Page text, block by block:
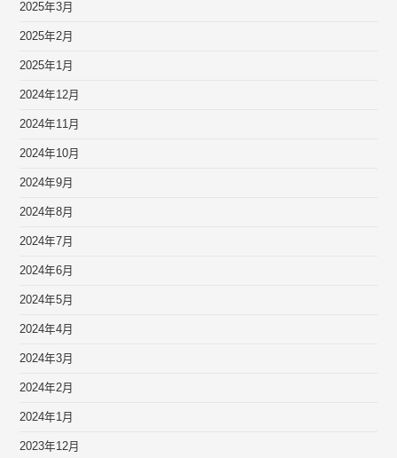
2025年3月
2025年2月
2025年1月
2024年12月
2024年11月
2024年10月
2024年9月
2024年8月
2024年7月
2024年6月
2024年5月
2024年4月
2024年3月
2024年2月
2024年1月
2023年12月